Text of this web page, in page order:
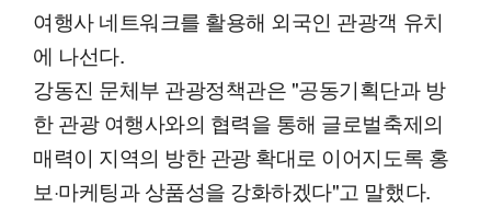
여행사 네트워크를 활용해 외국인 관광객 유치
에 나선다.
강동진 문체부 관광정책관은 "공동기획단과 방
한 관광 여행사와의 협력을 통해 글로벌축제의
매력이 지역의 방한 관광 확대로 이어지도록 홍
보·마케팅과 상품성을 강화하겠다"고 말했다.